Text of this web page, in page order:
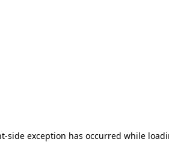
side exception has occurred while